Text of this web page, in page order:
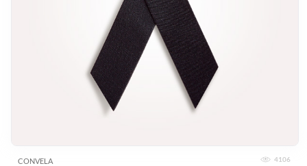
CONVELA 4106